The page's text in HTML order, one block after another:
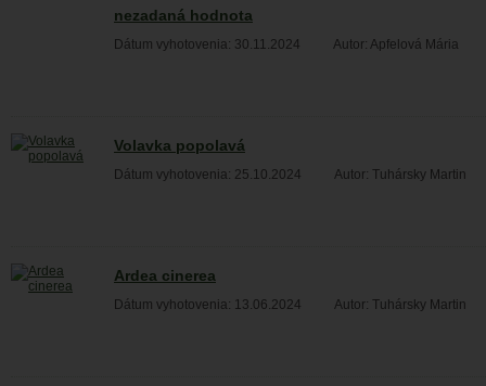
nezadaná hodnota
Dátum vyhotovenia: 30.11.2024 Autor: Apfelová Mária
Volavka popolavá
Dátum vyhotovenia: 25.10.2024 Autor: Tuhársky Martin
Ardea cinerea
Dátum vyhotovenia: 13.06.2024 Autor: Tuhársky Martin